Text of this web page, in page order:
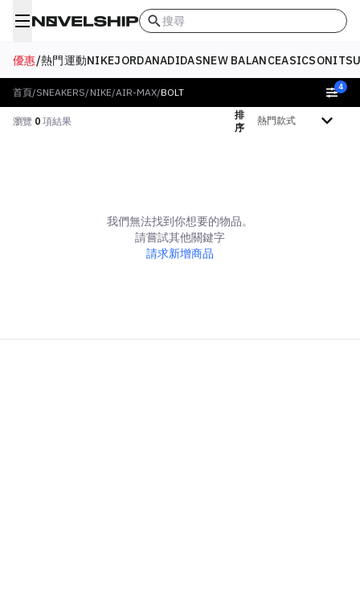
搜尋
優惠/熱門運動NIKEJORDANADIDASNEW BALANCEASICS
首頁/SNEAKERS/ NIKE/AIR-MAX/BOLT 4
瀏覽 0 項結果
排
序
排序依據
我們無法找到你想要的物品。
請嘗試其他關鍵字
請求新增商品